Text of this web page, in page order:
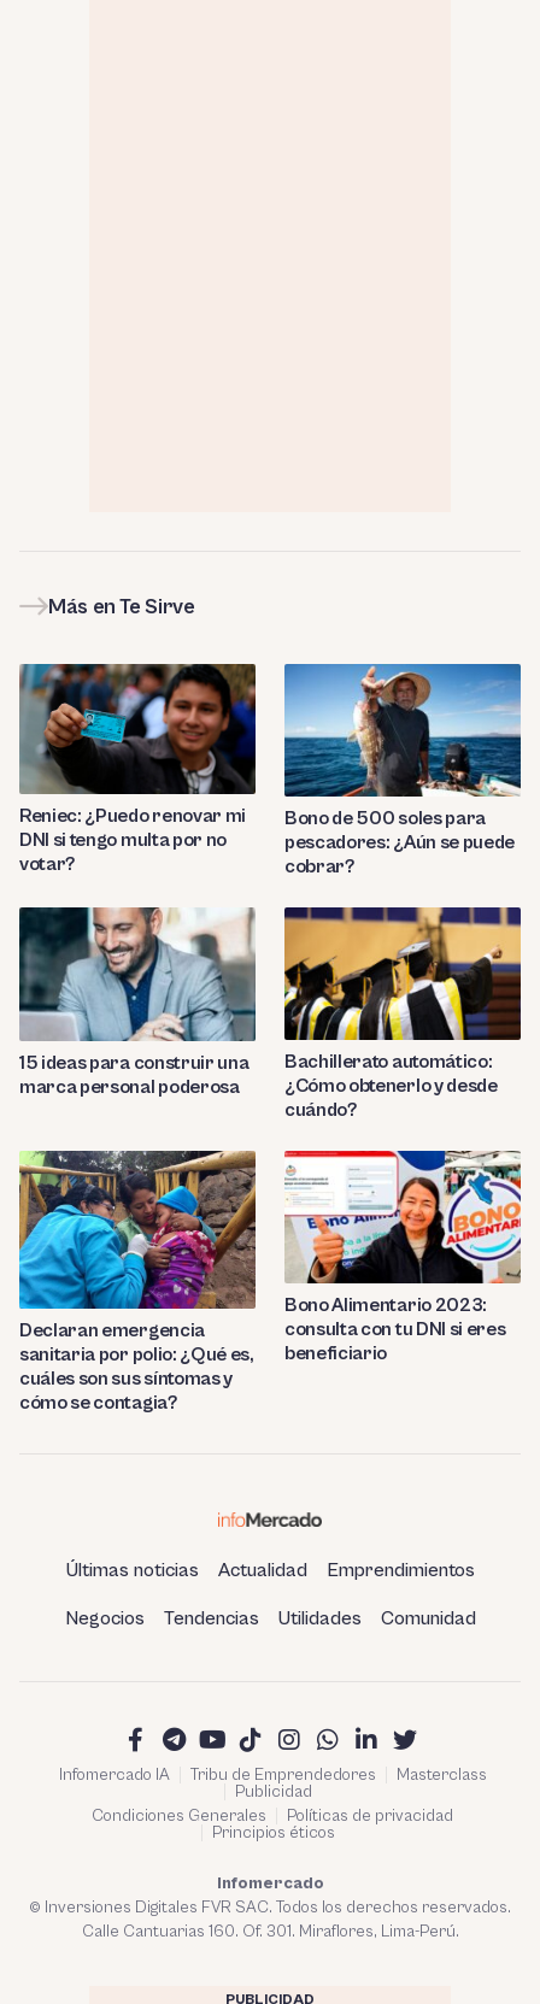
Más en Te Sirve
Reniec: ¿Puedo renovar mi
DNI si tengo multa por no
votar?
Bono de 500 soles para
pescadores: ¿Aún se puede
cobrar?
15 ideas para construir una
marca personal poderosa
Bachillerato automático:
¿Cómo obtenerlo y desde
cuándo?
Declaran emergencia
sanitaria por polio: ¿Qué es,
cuáles son sus síntomas y
cómo se contagia?
Bono Alimentario 2023:
consulta con tu DNI si eres
beneficiario
Últimas noticias Actualidad Emprendimientos
Negocios Tendencias Utilidades Comunidad
Infomercado IA Tribu de Emprendedores
Masterclass
Publicidad
Condiciones Generales
Políticas de privacidad
Principios éticos
Infomercado
© Inversiones Digitales FVR SAC. Todos los derechos reservados.
Calle Cantuarias 160. Of. 301. Miraflores, Lima-Perú.
PUBLICIDAD